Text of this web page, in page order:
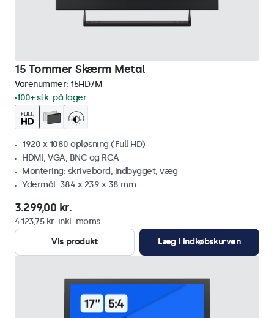
15 Tommer Skærm Metal
Varenummer: 15HD7M
100+ stk. på lager
1920 x 1080 opløsning (Full HD)
HDMI, VGA, BNC og RCA
Montering: skrivebord, indbygget, væg
Ydermål: 384 x 239 x 38 mm
3.299,00 kr.
4.123,75 kr. inkl. moms
Vis produkt
Læg i indkøbskurven